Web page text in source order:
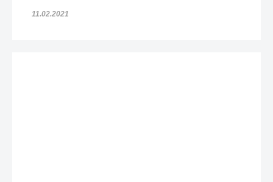
11.02.2021